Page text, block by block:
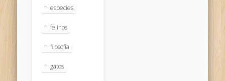
especies
felinos
filosofía
gatos